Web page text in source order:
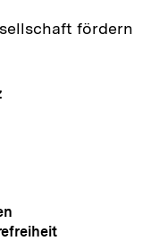
fördern